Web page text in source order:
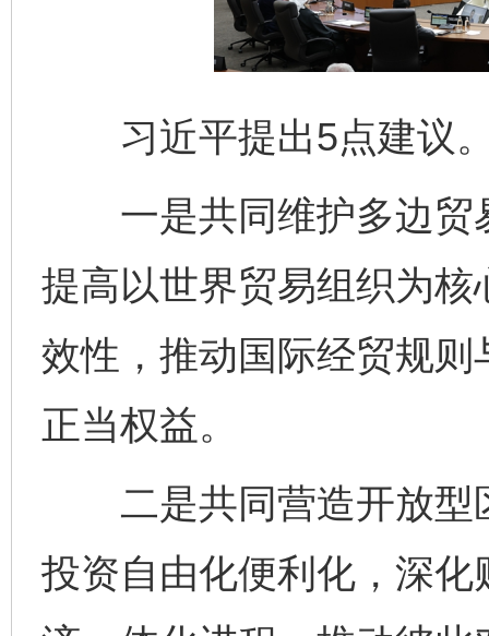
习近平提出5点建议
一是共同维护多边贸
提高以世界贸易组织为
效性，推动国际经贸规
正当权益。
二是共同营造开放型
投资自由化便利化，深